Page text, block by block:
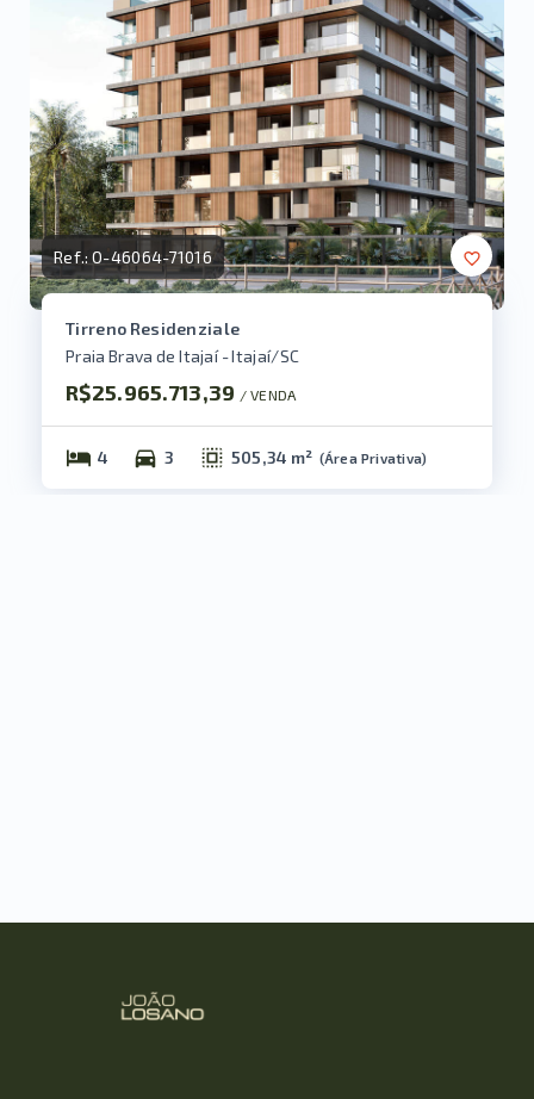
Ref.:O-46064-71016
Tirreno Residenziale
Praia Brava de Itajaí - Itajaí/SC
R$25.965.713,39 / VENDA
4 3 505,34 m² (Área Privativa)